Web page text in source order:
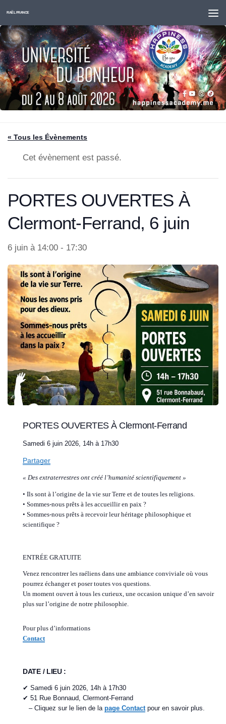
Skip to content
RAËL FRANCE
« Tous les Évènements
Cet évènement est passé.
PORTES OUVERTES À
Clermont-Ferrand, 6 juin
6 juin à 14:00 - 17:30
PORTES OUVERTES À Clermont-Ferrand
Samedi 6 juin 2026, 14h à 17h30
Partager
« Des extraterrestres ont créé l’humanité scientifiquement »
• Ils sont à l’origine de la vie sur Terre et de toutes les religions.
• Sommes-nous prêts à les accueillir en paix ?
• Sommes-nous prêts à recevoir leur héritage philosophique et
scientifique ?
ENTRÉE GRATUITE
Venez rencontrer les raéliens dans une ambiance conviviale où vous
pourrez échanger et poser toutes vos questions.
Un moment ouvert à tous les curieux, une occasion unique d’en savoir
plus sur l’origine de notre philosophie.
Pour plus d’informations
Contact
DATE / LIEU :
✔︎ Samedi 6 juin 2026, 14h à 17h30
✔︎ 51 Rue Bonnaud, Clermont-Ferrand
– Cliquez sur le lien de la page Contact pour en savoir plus.